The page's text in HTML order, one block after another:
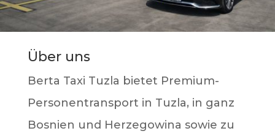
Über uns
Berta Taxi Tuzla bietet Premium-
Personentransport in Tuzla, in ganz
Bosnien und Herzegowina sowie zu